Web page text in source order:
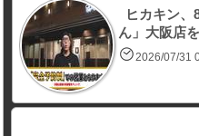
ヒカキン、
ん」大阪店
2026/07/31